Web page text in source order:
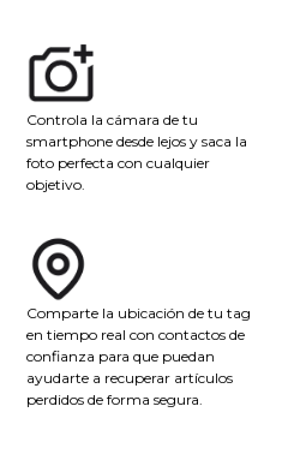
Controla la cámara de tu
smartphone desde lejos y saca la
foto perfecta con cualquier
objetivo.
Comparte la ubicación de tu tag
en tiempo real con contactos de
confianza para que puedan
ayudarte a recuperar artículos
perdidos de forma segura.